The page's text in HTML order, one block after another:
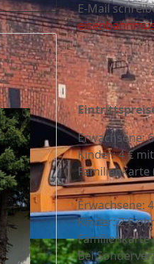
E-Mail
Erwachsene:
Kinder: 4 €
Familienkarte
Erwachsene:
Kinder: 2 €
Familienkarte
Bei